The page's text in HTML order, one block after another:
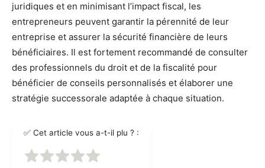
juridiques et en minimisant l’impact fiscal, les
entrepreneurs peuvent garantir la pérennité de leur
entreprise et assurer la sécurité financière de leurs
bénéficiaires. Il est fortement recommandé de consulter
des professionnels du droit et de la fiscalité pour
bénéficier de conseils personnalisés et élaborer une
stratégie successorale adaptée à chaque situation.
✅ Cet article vous a-t-il plu ? :